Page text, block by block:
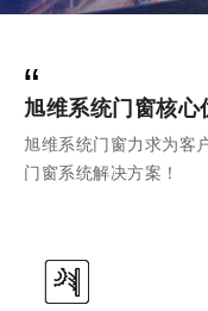
“
旭维系统门窗核心
旭维系统门窗力求为客
门窗系统解决方案！